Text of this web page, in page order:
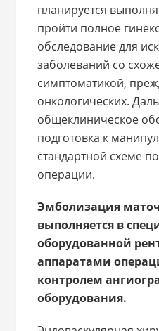
планируется
пройти полное
обследование для
заболеваний со
симптоматикой,
онкологических.
общеклиническое
подготовка к
стандартной схеме
операции.
Эмболизация
выполняется в
оборудованной
аппаратами
контролем
оборудования.